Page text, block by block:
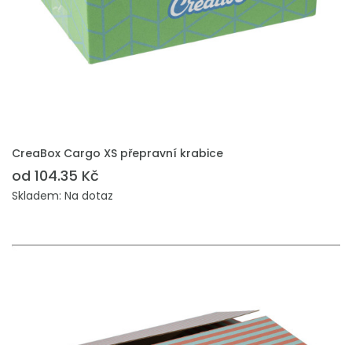
CreaBox Cargo XS přepravní krabice
od 104.35 Kč
Skladem: Na dotaz